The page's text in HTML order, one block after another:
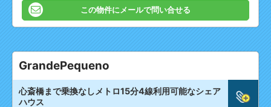
この物件にメールで問い合せる
GrandePequeno
心斎橋まで乗換なしメトロ15分4線利用可能なシェア
ハウス